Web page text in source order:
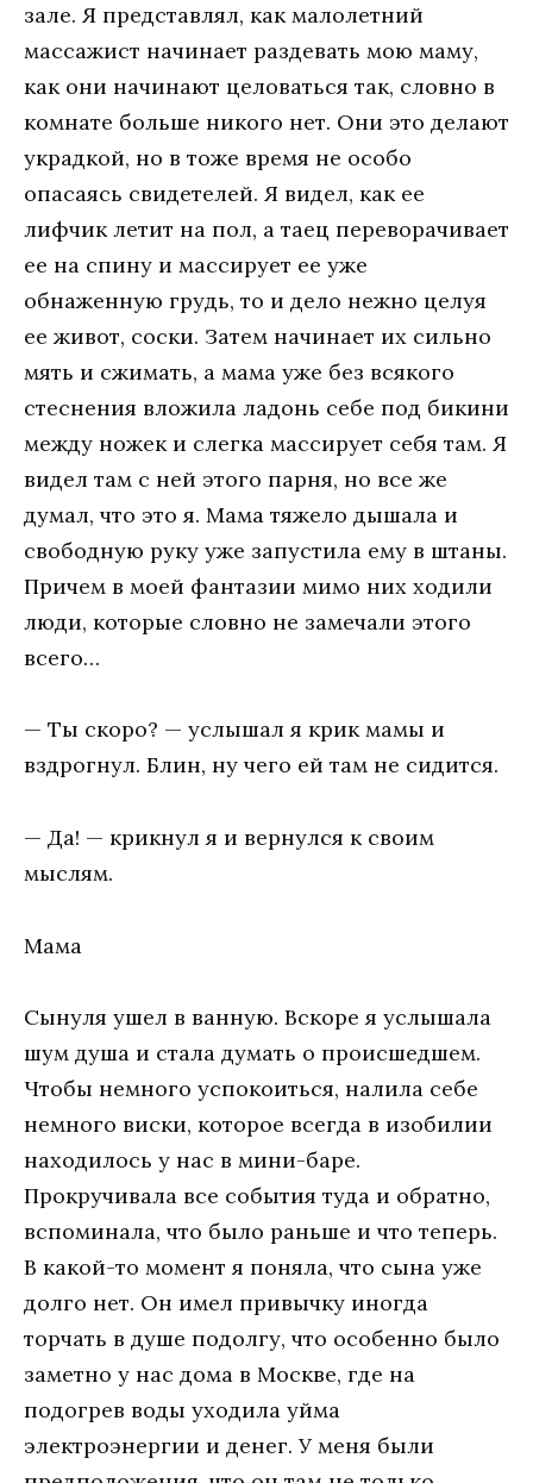
зале. Я представлял, как малолетний
массажист начинает раздевать мою маму,
как они начинают целоваться так, словно в
комнате больше никого нет. Они это делают
украдкой, но в тоже время не особо
опасаясь свидетелей. Я видел, как ее
лифчик летит на пол, а таец переворачивает
ее на спину и массирует ее уже
обнаженную грудь, то и дело нежно целуя
ее живот, соски. Затем начинает их сильно
мять и сжимать, а мама уже без всякого
стеснения вложила ладонь себе под бикини
между ножек и слегка массирует себя там. Я
видел там с ней этого парня, но все же
думал, что это я. Мама тяжело дышала и
свободную руку уже запустила ему в штаны.
Причем в моей фантазии мимо них ходили
люди, которые словно не замечали этого
всего…
— Ты скоро? — услышал я крик мамы и
вздрогнул. Блин, ну чего ей там не сидится.
— Да! — крикнул я и вернулся к своим
мыслям.
Мама
Сынуля ушел в ванную. Вскоре я услышала
шум душа и стала думать о происшедшем.
Чтобы немного успокоиться, налила себе
немного виски, которое всегда в изобилии
находилось у нас в мини-баре.
Прокручивала все события туда и обратно,
вспоминала, что было раньше и что теперь.
В какой-то момент я поняла, что сына уже
долго нет. Он имел привычку иногда
торчать в душе подолгу, что особенно было
заметно у нас дома в Москве, где на
подогрев воды уходила уйма
электроэнергии и денег. У меня были